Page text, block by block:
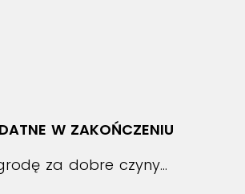
W ZAKOŃCZENIU
za dobre czyny…